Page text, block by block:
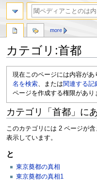
カテゴリ:首都
シ
ョ
ン
に
動
動
現在このページには内容が
名を検索 、または関連する記
ページを作成する権限があり
カテゴリ「首都」に
このカテゴリには 2 ページが
表示しています。
と
東京奠都の真相
東京奠都の真相1
more